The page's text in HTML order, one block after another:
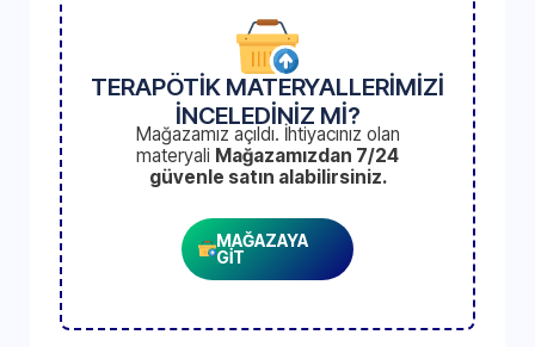
TERAPÖTİK MATERYALLERİMİZİ
İNCELEDİNİZ Mİ?
Mağazamız açıldı. İhtiyacınız olan
materyali Mağazamızdan 7/24
güvenle satın alabilirsiniz.
MAĞAZAYA
GİT